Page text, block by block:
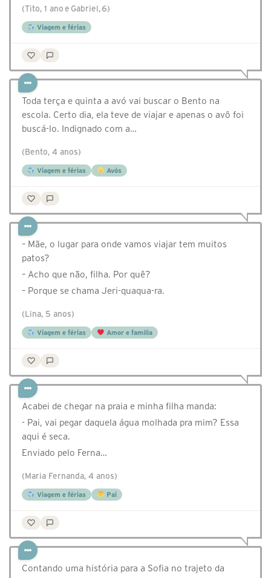
(Tito, 1 ano e Gabriel, 6)
Viagem e férias
Toda terça e quinta a avó vai buscar o Bento na
escola. Certo dia, ela teve de viajar e apenas o avô foi
buscá-lo. Indignado com a…
(Bento, 4 anos)
Viagem e férias Avós
– Mãe, o lugar para onde vamos viajar tem muitos
patos?
– Acho que não, filha. Por quê?
– Porque se chama Jeri-quaqua-ra.
(Lina, 5 anos)
Viagem e férias Amor e família
Acabei de chegar na praia e minha filha manda:
- Pai, vai pegar daquela água molhada pra mim? Essa
aqui é seca.
Enviado pelo Ferna…
(Maria Fernanda, 4 anos)
Viagem e férias Pai
Contando uma história para a Sofia no trajeto da